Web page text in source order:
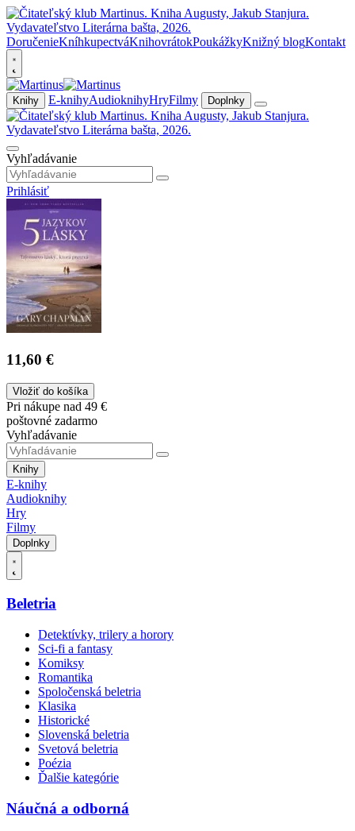
DoručenieKníhkupectváKnihovrátokPoukážkyKnižný blogKontakt
Knihy E-knihyAudioknihyHryFilmy Doplnky
Vyhľadávanie
Prihlásiť
11,60 €
Vložiť do košíka
Pri nákupe nad 49 €
poštovné zadarmo
Vyhľadávanie
Knihy
E-knihy
Audioknihy
Hry
Filmy
Doplnky
Beletria
Detektívky, trilery a horory
Sci-fi a fantasy
Komiksy
Romantika
Spoločenská beletria
Klasika
Historické
Slovenská beletria
Svetová beletria
Poézia
Ďalšie kategórie
Náučná a odborná